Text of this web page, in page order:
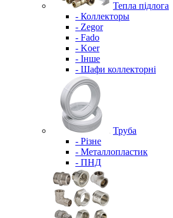
Тепла підлога
- Коллекторы
- Zegor
- Fado
- Koer
- Інше
- Шафи коллекторні
Труба
- Різне
- Металлопластик
- ПНД